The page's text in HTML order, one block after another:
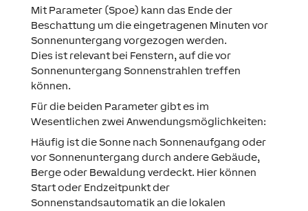
Mit Parameter (Spoe) kann das Ende der
Beschattung um die eingetragenen Minuten vor
Sonnenuntergang vorgezogen werden.
Dies ist relevant bei Fenstern, auf die vor
Sonnenuntergang Sonnenstrahlen treffen
können.
Für die beiden Parameter gibt es im
Wesentlichen zwei Anwendungsmöglichkeiten:
Häufig ist die Sonne nach Sonnenaufgang oder
vor Sonnenuntergang durch andere Gebäude,
Berge oder Bewaldung verdeckt. Hier können
Start oder Endzeitpunkt der
Sonnenstandsautomatik an die lokalen